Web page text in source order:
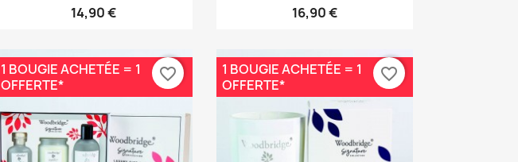
14,90 € 16,90 €
1 BOUGIE ACHETÉE = 1
OFFERTE*
favorite_border
1 BOUGIE ACHETÉE = 1
OFFERTE*
favorite_border